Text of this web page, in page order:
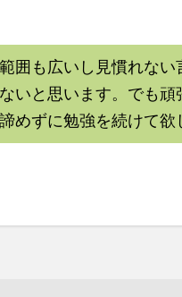
範囲も広いし見慣れな
ないと思います。でも頑
諦めずに勉強を続けて欲